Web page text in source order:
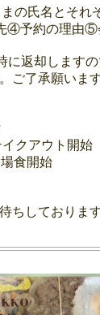
の氏名とそれ
④予約の理由⑤
に返却します
ご了承願います
クアウト開始
食開始
ちしております